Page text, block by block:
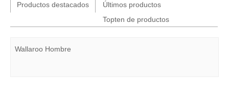
Productos destacados
Últimos productos
Topten de productos
Wallaroo Hombre